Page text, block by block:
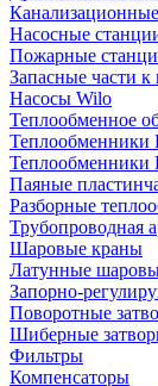
Насосные
Пожарные
Запасные части к
Насосы Wilo
Теплообменное
Теплообменники
Паяные
Разборные
Трубопроводная
Шаровые краны
Латунные
Запорно-
Поворотные
Шиберные
Фильтры
Компенсаторы